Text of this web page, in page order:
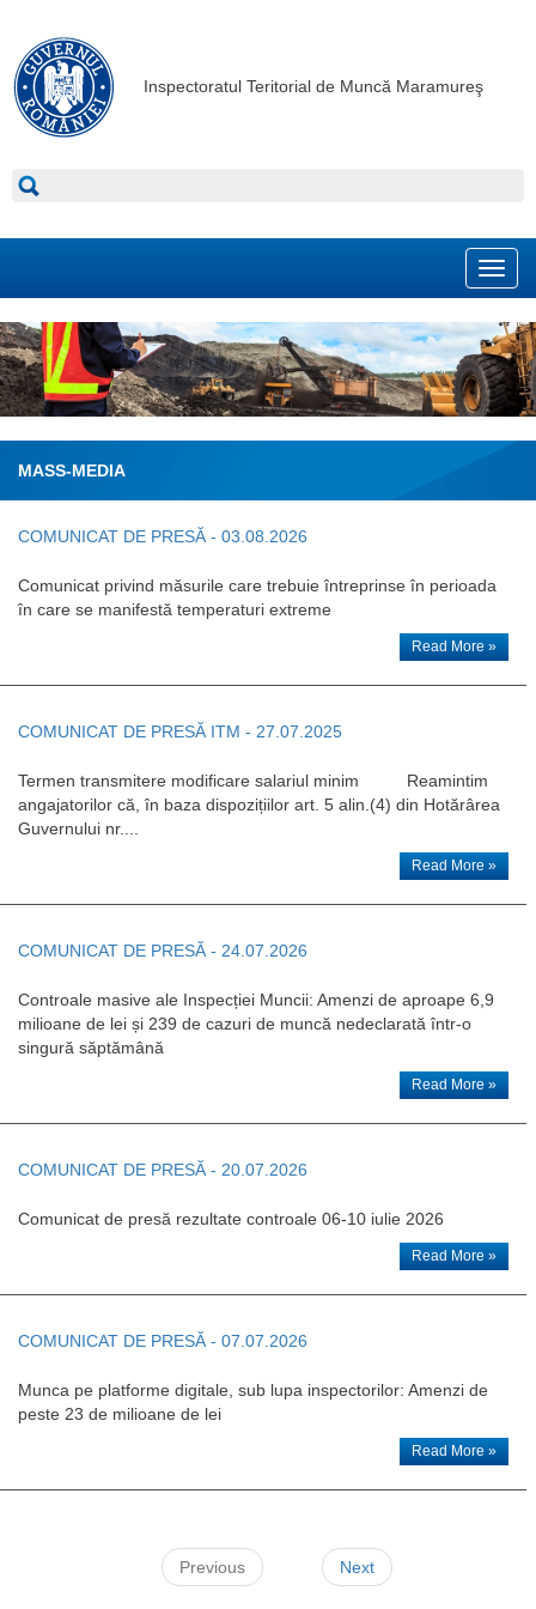
Inspectoratul Teritorial de Muncă Maramureş
MASS-MEDIA
COMUNICAT DE PRESĂ - 03.08.2026
Comunicat privind măsurile care trebuie întreprinse în perioada
în care se manifestă temperaturi extreme
Read More »
COMUNICAT DE PRESĂ ITM - 27.07.2025
Termen transmitere modificare salariul minim Reamintim
angajatorilor că, în baza dispozițiilor art. 5 alin.(4) din Hotărârea
Guvernului nr....
Read More »
COMUNICAT DE PRESĂ - 24.07.2026
Controale masive ale Inspecției Muncii: Amenzi de aproape 6,9
milioane de lei și 239 de cazuri de muncă nedeclarată într-o
singură săptămână
Read More »
COMUNICAT DE PRESĂ - 20.07.2026
Comunicat de presă rezultate controale 06-10 iulie 2026
Read More »
COMUNICAT DE PRESĂ - 07.07.2026
Munca pe platforme digitale, sub lupa inspectorilor: Amenzi de
peste 23 de milioane de lei
Read More »
Previous Next